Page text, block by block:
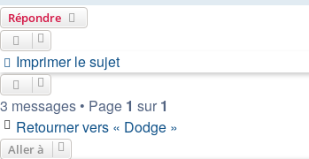
Répondre
Imprimer le sujet
3 messages • Page 1 sur 1
Retourner vers « Dodge »
Aller à